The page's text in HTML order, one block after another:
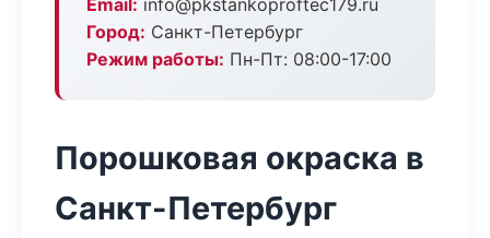
Email: info@pkstankoproftec179.ru
Город: Санкт-Петербург
Режим работы: Пн-Пт: 08:00-17:00
Порошковая окраска в
Санкт-Петербург